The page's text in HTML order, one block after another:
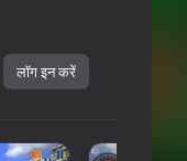
लॉग इन करें